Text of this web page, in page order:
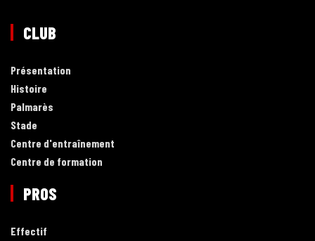
CLUB
Présentation
Histoire
Palmarès
Stade
Centre d'entraînement
Centre de formation
PROS
Effectif